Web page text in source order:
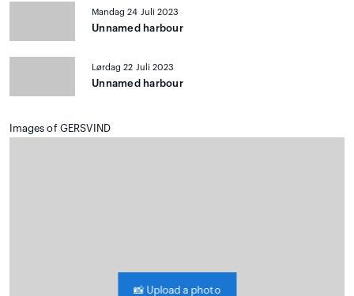
Mandag 24 Juli 2023
Unnamed harbour
Lørdag 22 Juli 2023
Unnamed harbour
Images of GERSVIND
📸Upload a photo